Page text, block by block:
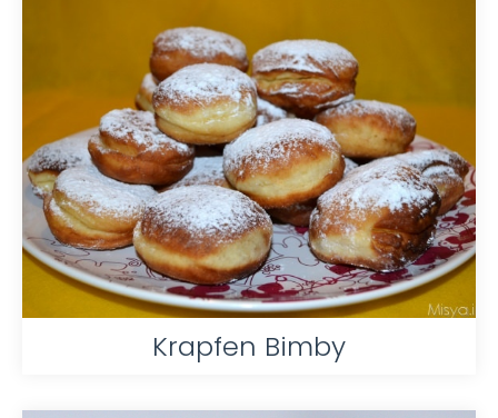
Krapfen Bimby